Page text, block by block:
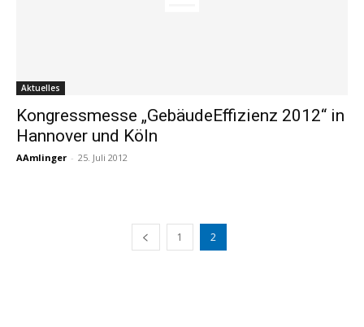
Aktuelles
Kongressmesse „GebäudeEffizienz 2012“ in
Hannover und Köln
AAmlinger - 25. Juli 2012
1 2